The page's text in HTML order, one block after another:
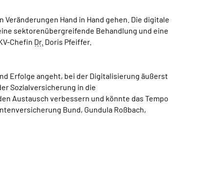
Hand in Hand gehen. Die digitale
sektorenübergreifende Behandlung und eine
Chefin Dr. Doris Pfeiffer.
Erfolge angeht, bei der Digitalisierung äußerst
Sozialversicherung in die
Austausch verbessern und könnte das Tempo
Bund, Gundula Roßbach,